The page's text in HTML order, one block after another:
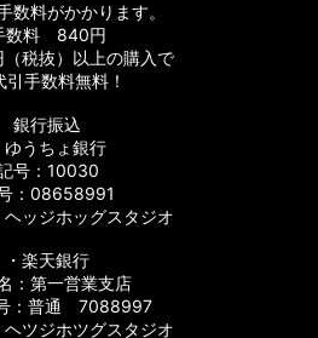
数料がかかります。
数料 840円
税抜）以上の購入で
手数料無料！
銀行振込
ゆうちょ銀行
号：10030
：08658991
ッジホッグスタジオ
・楽天銀行
：第一営業支店
：普通 7088997
ツジホツグスタジオ